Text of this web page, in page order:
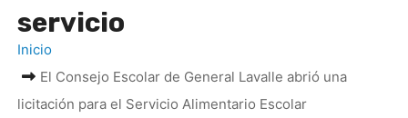
servicio
Inicio
El Consejo Escolar de General Lavalle abrió una
licitación para el Servicio Alimentario Escolar